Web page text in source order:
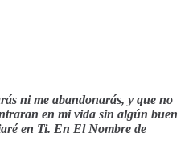
ni me abandonarás, y que no
en mi vida sin algún buen
en Ti. En El Nombre de